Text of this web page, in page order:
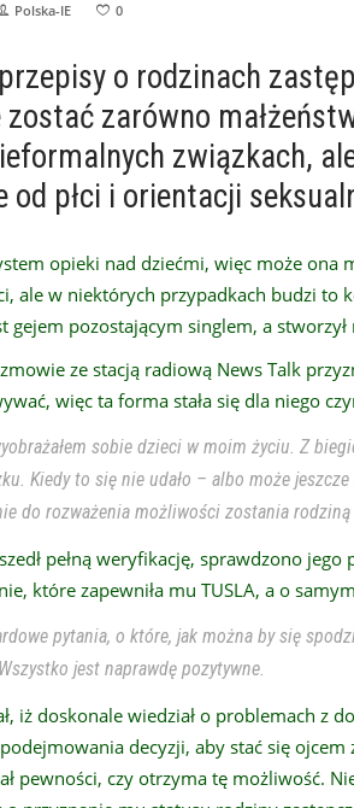
Polska-IE 0
o rodzinach
zarówno
związkach,
od płci i orientacji
opieki nad dziećmi, więc może
ale w niektórych przypadkach budzi to
gejem pozostającym singlem, a stworzył
ze stacją radiową News Talk
więc ta forma stała się dla niego
sobie dzieci w moim życiu. Z
Kiedy to się nie udało – albo może
do rozważenia możliwości zostania
pełną weryfikację, sprawdzono
które zapewniła mu TUSLA, a o
pytania, o które, jak można by się
jest naprawdę pozytywne.
iż doskonale wiedział o problemach z
decyzji, aby stać się
pewności, czy otrzyma tę możliwość.